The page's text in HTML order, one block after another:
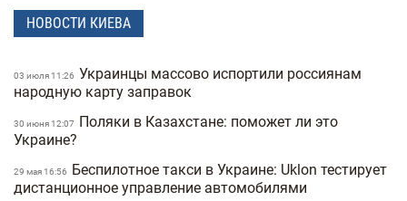
НОВОСТИ КИЕВА
03 июля 11:26 Украинцы массово испортили россиянам
народную карту заправок
30 июня 12:07
Поляки в Казахстане: поможет ли это
Украине?
29 мая 16:56
Беспилотное такси в Украине: Uklon тестирует
дистанционное управление автомобилями